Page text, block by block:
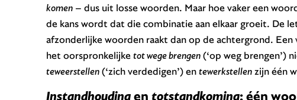
komen– dus uit losse woorden. Maar hoe vaker een
de kans wordt dat die combinatie aan elkaar groeit. De
afzonderlijke woorden raakt dan op de achtergrond. Een
het oorspronkelijketot wege brengen(‘op weg brengen’)
teweerstellen(‘zich verdedigen’) entewerkstellenzijn één
Instandhoudingen totstandkoming: één